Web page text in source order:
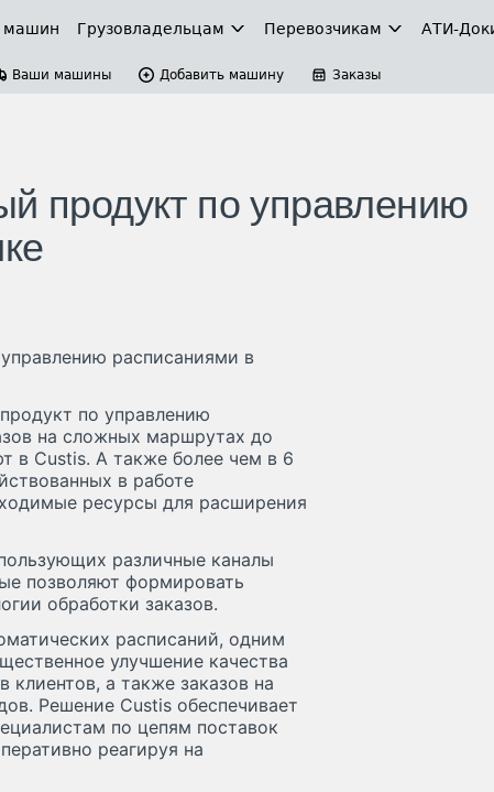
машин Грузовладельцам Перевозчикам АТИ-
Ваши машины Добавить машину Заказы
продукт по управлению
расписаниями в
по управлению
на сложных маршрутах до
в Custis. А также более чем в 6
в работе
ресурсы для расширения
различные каналы
позволяют формировать
обработки заказов.
расписаний, одним
улучшение качества
клиентов, а также заказов на
Решение Custis обеспечивает
по цепям поставок
реагируя на